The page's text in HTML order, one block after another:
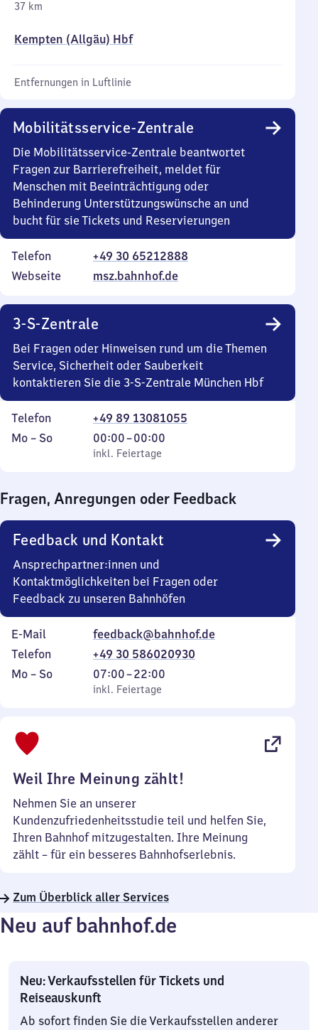
37 km
Kempten (Allgäu) Hbf
Entfernungen in Luftlinie
Mobilitätsservice-Zentrale
Die Mobilitätsservice-Zentrale beantwortet
Fragen zur Barrierefreiheit, meldet für
Menschen mit Beeinträchtigung oder
Behinderung Unterstützungswünsche an und
bucht für sie Tickets und Reservierungen
Telefon
+49 30 65212888
Webseite
msz.bahnhof.de
3-S-Zentrale
Bei Fragen oder Hinweisen rund um die Themen
Service, Sicherheit oder Sauberkeit
kontaktieren Sie die 3-S-Zentrale München Hbf
Telefon
+49 89 13081055
Montag
Mo – So,
inkl. Feiertage
00:00–00:00
Von
0
0
Uhr
inkl. Feiertage
Fragen, Anregungen oder Feedback
Feedback und Kontakt
Ansprechpartner:innen und
Kontaktmöglichkeiten bei Fragen oder
Feedback zu unseren Bahnhöfen
E-Mail
feedback@bahnhof.de
Telefon
+49 30 586020930
Montag
Mo – So,
inkl. Feiertage
07:00–22:00
Von
7
inkl. Feiertage
Weil Ihre Meinung zählt!
Nehmen Sie an unserer
Kundenzufriedenheitsstudie teil und helfen Sie,
Ihren Bahnhof mitzugestalten. Ihre Meinung
zählt – für ein besseres Bahnhofserlebnis.
Zum Überblick aller Services
Neu auf bahnhof.de
Neu: Verkaufsstellen für Tickets und
Reiseauskunft
Ab sofort finden Sie die Verkaufsstellen anderer